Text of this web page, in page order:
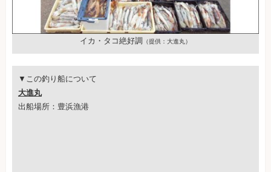
イカ・タコ絶好調 （提供：大進丸）
▼この釣り船について
大進丸
出船場所：豊浜漁港